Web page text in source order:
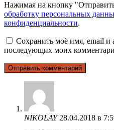
Нажимая на кнопку
обработку персональных
конфиденциальности.
Сохранить моё имя, email и
последующих моих
NIKOLAY 28.04.2018 в